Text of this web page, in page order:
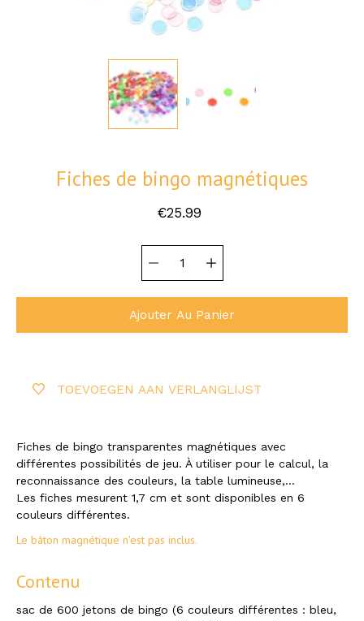
Fiches de bingo magnétiques
€25.99
une
variante
quantité
Ajouter Au Panier
TOEVOEGEN AAN VERLANGLIJST
Fiches de bingo transparentes magnétiques avec
différentes possibilités de jeu. À utiliser pour le calcul, la
reconnaissance des couleurs, la table lumineuse,...
Les fiches mesurent 1,7 cm et sont disponibles en 6
couleurs différentes.
Le bâton magnétique n'est pas inclus.
Contenu
sac de 600 jetons de bingo (6 couleurs différentes : bleu,